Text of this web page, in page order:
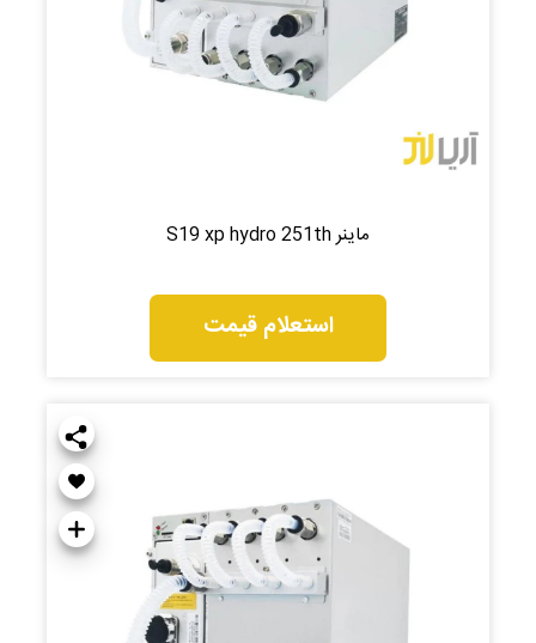
ماینر S19 xp hydro 251th
استعلام قیمت